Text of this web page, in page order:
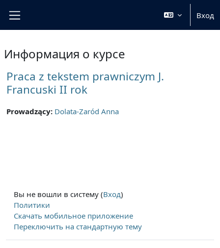
Вход
Информация о курсе
Praca z tekstem prawniczym J.
Francuski II rok
Prowadzący: Dolata-Zaród Anna
Вы не вошли в систему (Вход)
Политики
Скачать мобильное приложение
Переключить на стандартную тему